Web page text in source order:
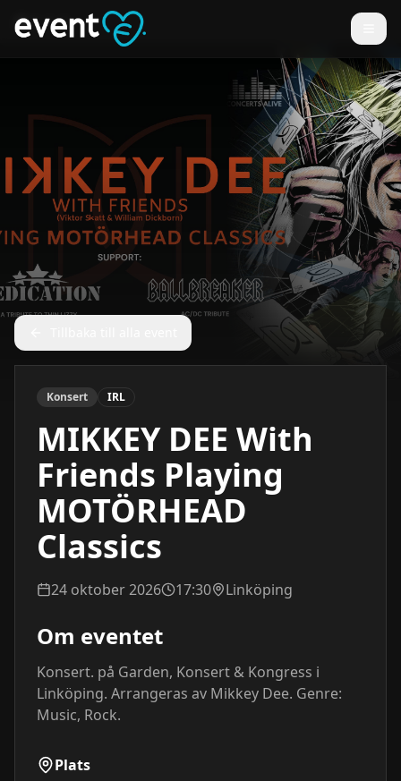
Konsert IRL
MIKKEY DEE With
Friends Playing
MOTÖRHEAD
Classics
24 oktober 2026 17:30 Linköping
Om eventet
Konsert. på Garden, Konsert & Kongress i
Linköping. Arrangeras av Mikkey Dee. Genre:
Music, Rock.
Plats